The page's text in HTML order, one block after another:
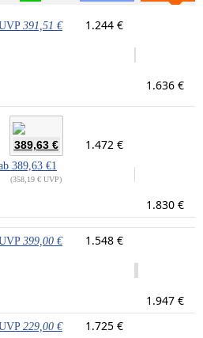
391,51 € 1.244 €
1.636 €
389,63 €
389,63 €1
358,19 € UVP
1.472 €
1.830 €
399,00 € 1.548 €
1.947 €
229,00 € 1.725 €